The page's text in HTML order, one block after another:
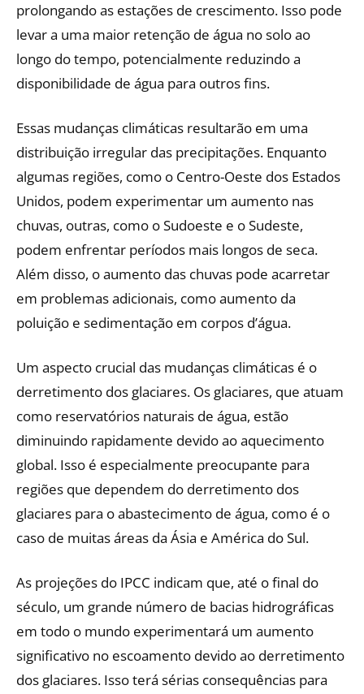
prolongando as estações de crescimento. Isso pode
levar a uma maior retenção de água no solo ao
longo do tempo, potencialmente reduzindo a
disponibilidade de água para outros fins.
Essas mudanças climáticas resultarão em uma
distribuição irregular das precipitações. Enquanto
algumas regiões, como o Centro-Oeste dos Estados
Unidos, podem experimentar um aumento nas
chuvas, outras, como o Sudoeste e o Sudeste,
podem enfrentar períodos mais longos de seca.
Além disso, o aumento das chuvas pode acarretar
em problemas adicionais, como aumento da
poluição e sedimentação em corpos d’água.
Um aspecto crucial das mudanças climáticas é o
derretimento dos glaciares. Os glaciares, que atuam
como reservatórios naturais de água, estão
diminuindo rapidamente devido ao aquecimento
global. Isso é especialmente preocupante para
regiões que dependem do derretimento dos
glaciares para o abastecimento de água, como é o
caso de muitas áreas da Ásia e América do Sul.
As projeções do IPCC indicam que, até o final do
século, um grande número de bacias hidrográficas
em todo o mundo experimentará um aumento
significativo no escoamento devido ao derretimento
dos glaciares. Isso terá sérias consequências para